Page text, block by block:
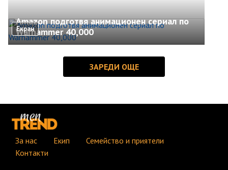
Екран
Amazon подготвя анимационен сериал по
Warhammer 40,000
За нас Екип
Семейство и приятели
Контакти